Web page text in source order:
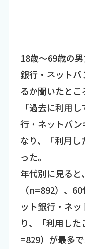
18歳～69歳の
銀行・ネットバ
るか聞いたと
「過去に利用
行・ネットバン
なり、「利用し
った。
年代別に見る
（n=892）、
ット銀行・ネ
り、「利用し
=829）が最多